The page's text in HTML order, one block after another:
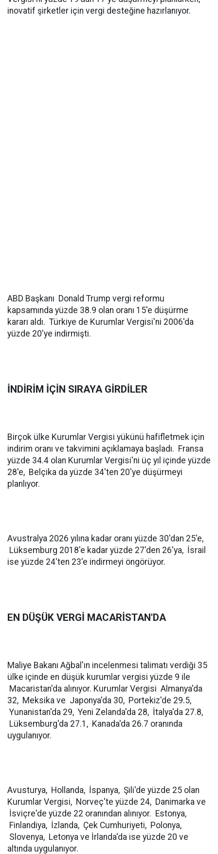
inovatif şirketler için vergi desteğine hazırlanıyor.
ABD Başkanı Donald Trump vergi reformu
kapsamında yüzde 38.9 olan oranı 15'e düşürme
kararı aldı. Türkiye de Kurumlar Vergisi'ni 2006'da
yüzde 20'ye indirmişti.
İNDİRİM İÇİN SIRAYA GİRDİLER
Birçok ülke Kurumlar Vergisi yükünü hafifletmek için
indirim oranı ve takvimini açıklamaya başladı. Fransa
yüzde 34.4 olan Kurumlar Vergisi'ni üç yıl içinde yüzde
28'e, Belçika da yüzde 34'ten 20'ye düşürmeyi
planlıyor.
Avustralya 2026 yılına kadar oranı yüzde 30'dan 25'e,
Lüksemburg 2018'e kadar yüzde 27'den 26'ya, İsrail
ise yüzde 24'ten 23'e indirmeyi öngörüyor.
EN DÜŞÜK VERGİ MACARİSTAN'DA
Maliye Bakanı Ağbal'ın incelenmesi talimatı verdiği 35
ülke içinde en düşük kurumlar vergisi yüzde 9 ile
Macaristan'da alınıyor. Kurumlar Vergisi Almanya'da
32, Meksika ve Japonya'da 30, Portekiz'de 29.5,
Yunanistan'da 29, Yeni Zelanda'da 28, İtalya'da 27.8,
Lüksemburg'da 27.1, Kanada'da 26.7 oranında
uygulanıyor.
Avusturya, Hollanda, İspanya, Şili'de yüzde 25 olan
Kurumlar Vergisi, Norveç'te yüzde 24, Danimarka ve
İsviçre'de yüzde 22 oranından alınıyor. Estonya,
Finlandiya, İzlanda, Çek Cumhuriyeti, Polonya,
Slovenya, Letonya ve İrlanda'da ise yüzde 20 ve
altında uygulanıyor.